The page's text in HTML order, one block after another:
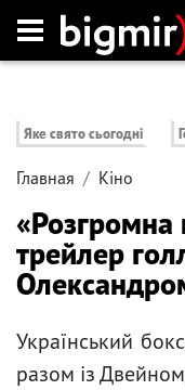
Яке свято сьогодні
Главная Кіно
трейлер
Український
разом із